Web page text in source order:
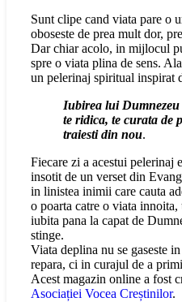
Sunt clipe cand viata pare o
oboseste de prea mult dor,
Dar chiar acolo, in mijlocul
spre o viata plina de sens.
un pelerinaj spiritual inspirat
Iubirea lui
te ridica, te curata de
traiesti din nou.
Fiecare zi a acestui pelerinaj
insotit de un verset din
in linistea inimii care cauta
o poarta catre o viata
iubita pana la capat de
stinge.
Viata deplina nu se gaseste
repara, ci in curajul de a
Acest magazin online a fost
Asociației Vocea Creștinilor.